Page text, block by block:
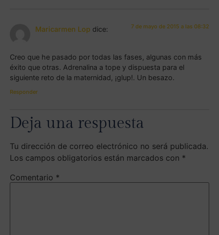
Maricarmen Lop dice: 7 de mayo de 2015 a las 08:32
Creo que he pasado por todas las fases, algunas con más
éxito que otras. Adrenalina a tope y dispuesta para el
siguiente reto de la maternidad, ¡glup!. Un besazo.
Responder
Deja una respuesta
Tu dirección de correo electrónico no será publicada.
Los campos obligatorios están marcados con *
Comentario *